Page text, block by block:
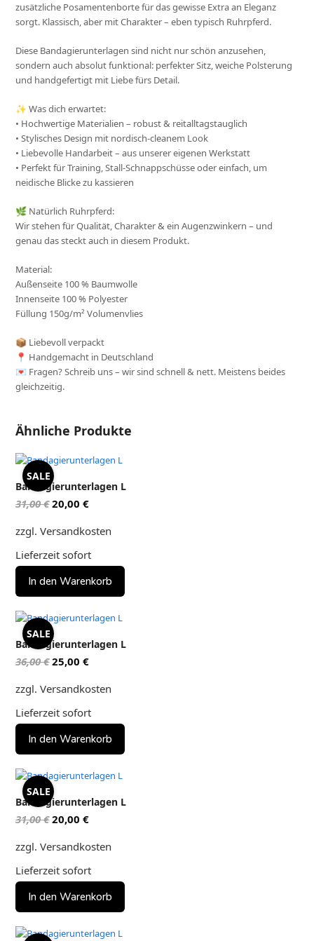
zusätzliche Posamentenborte für das gewisse Extra an Eleganz
sorgt. Klassisch, aber mit Charakter – eben typisch Ruhrpferd.
Diese Bandagierunterlagen sind nicht nur schön anzusehen,
sondern auch absolut funktional: perfekter Sitz, weiche Polsterung
und handgefertigt mit Liebe fürs Detail.
✨ Was dich erwartet:
• Hochwertige Materialien – robust & reitalltagstauglich
• Stylisches Design mit nordisch-cleanem Look
• Liebevolle Handarbeit – aus unserer eigenen Werkstatt
• Perfekt für Training, Stall-Schnappschüsse oder einfach, um
neidische Blicke zu kassieren
🌿 Natürlich Ruhrpferd:
Wir stehen für Qualität, Charakter & ein Augenzwinkern – und
genau das steckt auch in diesem Produkt.
Material:
Außenseite 100 % Baumwolle
Innenseite 100 % Polyester
Füllung 150g/m² Volumenvlies
📦 Liebevoll verpackt
📍 Handgemacht in Deutschland
💌 Fragen? Schreib uns – wir sind schnell & nett. Meistens beides
gleichzeitig.
Ähnliche Produkte
SALE
Bandagierunterlagen L
31,00€Ursprünglicher
war:
20,00€Aktueller
ist:
zzgl. Versandkosten
Lieferzeitsofort
In den Warenkorb
SALE
Bandagierunterlagen L
36,00€Ursprünglicher
war:
25,00€Aktueller
ist:
zzgl. Versandkosten
Lieferzeitsofort
In den Warenkorb
SALE
Bandagierunterlagen L
31,00€Ursprünglicher
war:
20,00€Aktueller
ist:
zzgl. Versandkosten
Lieferzeitsofort
In den Warenkorb